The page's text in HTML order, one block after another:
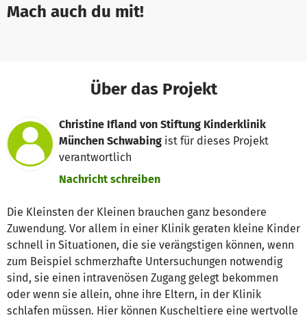
Mach auch du mit!
Über das Projekt
Christine Ifland von Stiftung Kinderklinik
München Schwabing ist für dieses Projekt
verantwortlich
Nachricht schreiben
Die Kleinsten der Kleinen brauchen ganz besondere
Zuwendung. Vor allem in einer Klinik geraten kleine Kinder
schnell in Situationen, die sie verängstigen können, wenn
zum Beispiel schmerzhafte Untersuchungen notwendig
sind, sie einen intravenösen Zugang gelegt bekommen
oder wenn sie allein, ohne ihre Eltern, in der Klinik
schlafen müssen. Hier können Kuscheltiere eine wertvolle